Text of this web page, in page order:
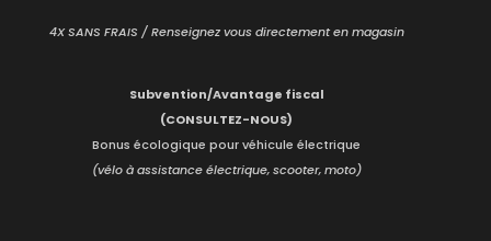
4X SANS FRAIS / Renseignez vous directement en magasin
Subvention/Avantage fiscal
(CONSULTEZ-NOUS)
Bonus écologique pour véhicule électrique
(vélo à assistance électrique, scooter, moto)